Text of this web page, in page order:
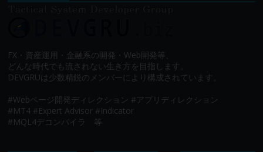
FX・資産運用・金融系の開発・Web開発等、
どんな時代でも流されない生き方を目指します。
DEVGRUは少数精鋭のメンバーにより構成されています。
#Webページ開発ディレクション #アプリディレクション
#MT4 #Expert Advisor #Indicator
#MQL4デコンパイラ 等